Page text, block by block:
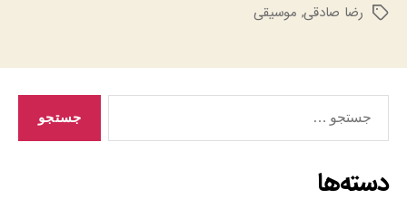
برچسب‌هارضا صادقی, موسیقی
دسته‌ها